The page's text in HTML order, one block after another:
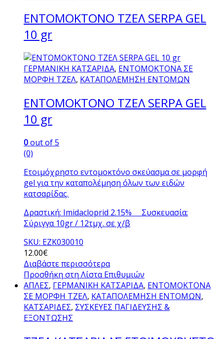
ΕΝΤΟΜΟΚΤΟΝΟ ΤΖΕΛ SERPA GEL
10 gr
ΓΕΡΜΑΝΙΚΗ ΚΑΤΣΑΡΙΔΑ, ΕΝΤΟΜΟΚΤΟΝΑ ΣΕ
ΜΟΡΦΗ ΤΖΕΛ, ΚΑΤΑΠΟΛΕΜΗΣΗ ΕΝΤΟΜΩΝ
ΕΝΤΟΜΟΚΤΟΝΟ ΤΖΕΛ SERPA GEL
10 gr
0out of 5
(0)
Ετοιμόχρηστο εντομοκτόνο σκεύασμα σε μορφή
gel για την καταπολέμηση όλων των ειδών
κατσαρίδας.
Δραστική: Imidacloprid 2.15% Συσκευασία:
Σύριγγα 10gr / 12τμχ. σε χ/β
SKU: ΕΖΚ030010
12.00€
Διαβάστε περισσότερα
Προσθήκη στη Λίστα Επιθυμιών
ΑΠΛΕΣ, ΓΕΡΜΑΝΙΚΗ ΚΑΤΣΑΡΙΔΑ, ΕΝΤΟΜΟΚΤΟΝΑ
ΣΕ ΜΟΡΦΗ ΤΖΕΛ, ΚΑΤΑΠΟΛΕΜΗΣΗ ΕΝΤΟΜΩΝ,
ΚΑΤΣΑΡΙΔΕΣ, ΣΥΣΚΕΥΕΣ ΠΑΓΙΔΕΥΣΗΣ &
ΕΞΟΝΤΩΣΗΣ